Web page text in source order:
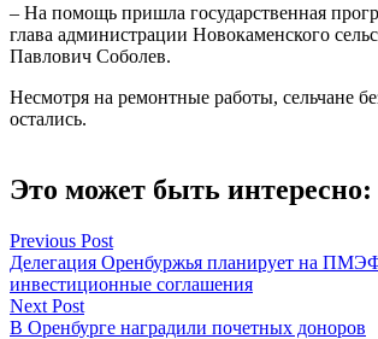
– На помощь пришла государственная
глава администрации Новокаменского
Павлович Соболев.
Несмотря на ремонтные работы, сельчане
остались.
Это может быть интересно:
Навигация
по
записям
Previous Post
Делегация Оренбуржья планирует на
инвестиционные соглашения
Next Post
В Оренбурге наградили почетных доноров